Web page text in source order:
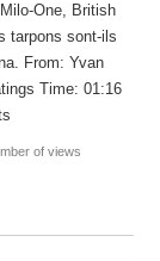
One, British
tarpons sont-ils
From: Yvan
Time: 01:16
of views